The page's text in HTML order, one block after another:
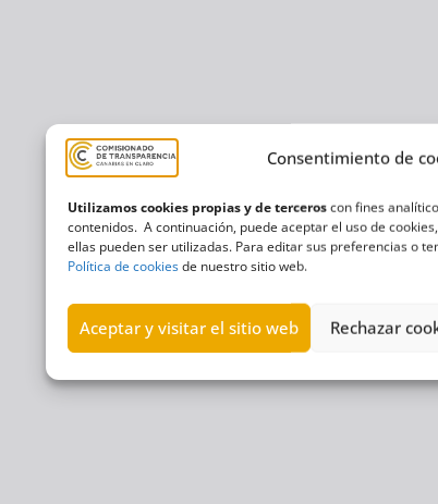
Consentimiento de
Utilizamos cookies propias y de terceroscon fines
contenidos. A continuación, puede aceptar el uso de
ellas pueden ser utilizadas. Para editar sus preferencias o
Política de cookiesde nuestro sitio web.
Aceptar y visitar el sitio web Rechazar